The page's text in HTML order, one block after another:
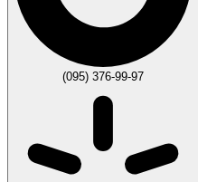
(095) 376-99-97